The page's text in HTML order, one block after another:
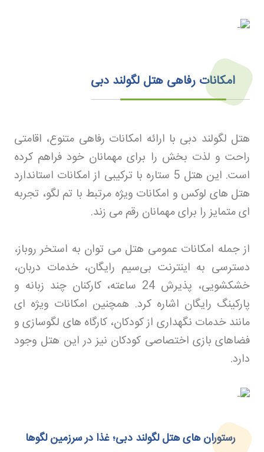
امکانات رفاهی هتل لگولند دبی
هتل لگولند دبی با ارائه امکانات رفاهی متنوع، اقامتی
راحت و لذت بخش را برای مهمانان خود فراهم کرده
است. این هتل 5 ستاره با ترکیبی از امکانات استاندارد
هتل های لوکس و امکانات ویژه مرتبط با تم لگو، تجربه
ای متمایز را برای مهمانان رقم می زند.
از جمله امکانات عمومی هتل می توان به استخر روباز،
دسترسی به اینترنت بی‌سیم رایگان، خدمات دربان،
خشکشویی، پذیرش 24 ساعته، کارکنان چند زبانه و
پارکینگ رایگان اشاره کرد. همچنین امکانات ویژه ای
مانند خدمات نگهداری از کودکان، کارگاه های لگوسازی و
فضاهای بازی اختصاصی کودکان نیز در این هتل وجود
دارد.
رستوران‌ های هتل لگولند دبی؛ غذا در سرزمین لگوها